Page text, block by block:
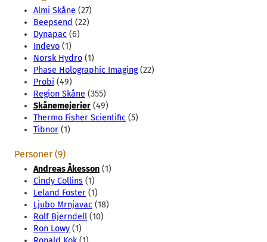
Almi Skåne (27)
Beepsend (22)
Dynapac (6)
Indevo (1)
Norsk Hydro (1)
Phase Holographic Imaging(22)
Probi (49)
Region Skåne (355)
Skånemejerier (49)
Thermo Fisher Scientific (5)
Tibnor (1)
Personer (9)
Andreas Åkesson (1)
Cindy Collins (1)
Leland Foster (1)
Ljubo Mrnjavac (18)
Rolf Bjerndell (10)
Ron Lowy (1)